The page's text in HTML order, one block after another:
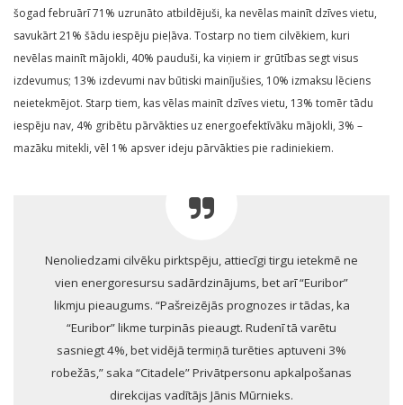
šogad februārī 71% uzrunāto atbildējuši, ka nevēlas mainīt dzīves vietu,
savukārt 21% šādu iespēju pieļāva. Tostarp no tiem cilvēkiem, kuri
nevēlas mainīt mājokli, 40% pauduši, ka viņiem ir grūtības segt visus
izdevumus; 13% izdevumi nav būtiski mainījušies, 10% izmaksu lēciens
neietekmējot. Starp tiem, kas vēlas mainīt dzīves vietu, 13% tomēr tādu
iespēju nav, 4% gribētu pārvākties uz energoefektīvāku mājokli, 3% –
mazāku mitekli, vēl 1% apsver ideju pārvākties pie radiniekiem.
Nenoliedzami cilvēku pirktspēju, attiecīgi tirgu ietekmē ne
vien energoresursu sadārdzinājums, bet arī “Euribor”
likmju pieaugums. “Pašreizējās prognozes ir tādas, ka
“Euribor” likme turpinās pieaugt. Rudenī tā varētu
sasniegt 4%, bet vidējā termiņā turēties aptuveni 3%
robežās,” saka “Citadele” Privātpersonu apkalpošanas
direkcijas vadītājs Jānis Mūrnieks.